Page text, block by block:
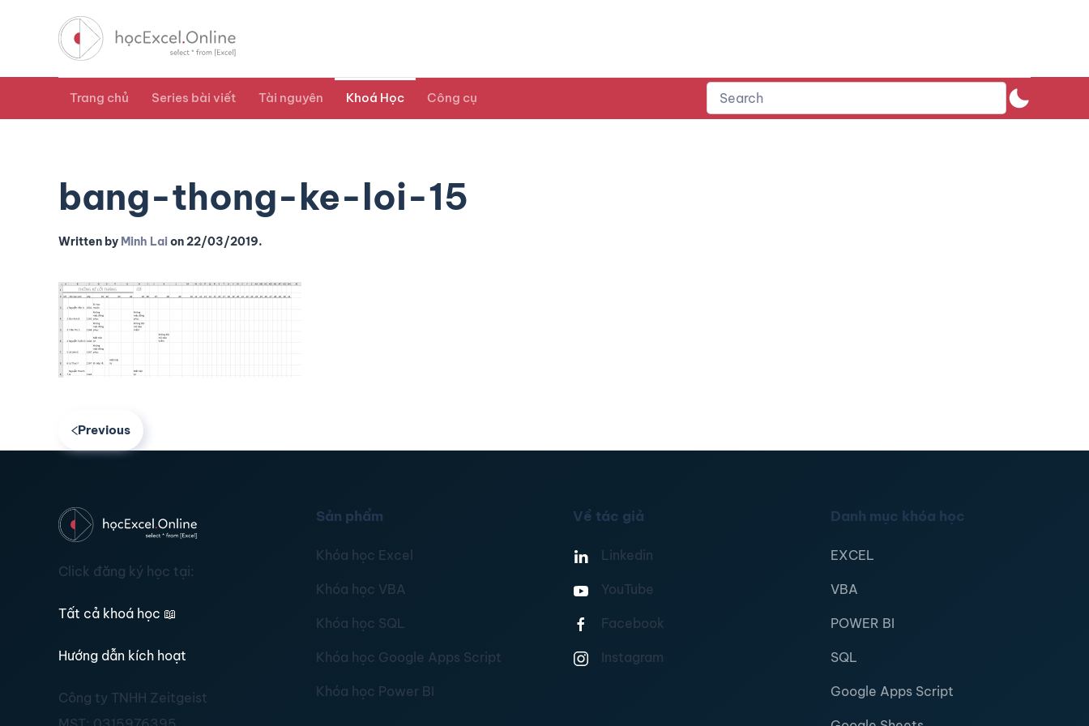
Trang chủ Series bài viết Tài nguyên Khoá Học Công cụ
bang-thong-ke-loi-15
Written by Minh Laion22/03/2019.
Previous
Click đăng ký học tại:
Tất cả khoá học 📖
Hướng dẫn kích hoạt
Công ty TNHH Zeitgeist
Sản phẩm
Khóa học Excel
Khóa học VBA
Khóa học SQL
Khóa học Google Apps Script
Khóa học Power BI
Về tác giả
Linkedin
YouTube
Facebook
Instagram
Danh mục khóa học
EXCEL
VBA
POWER BI
SQL
Google Apps Script